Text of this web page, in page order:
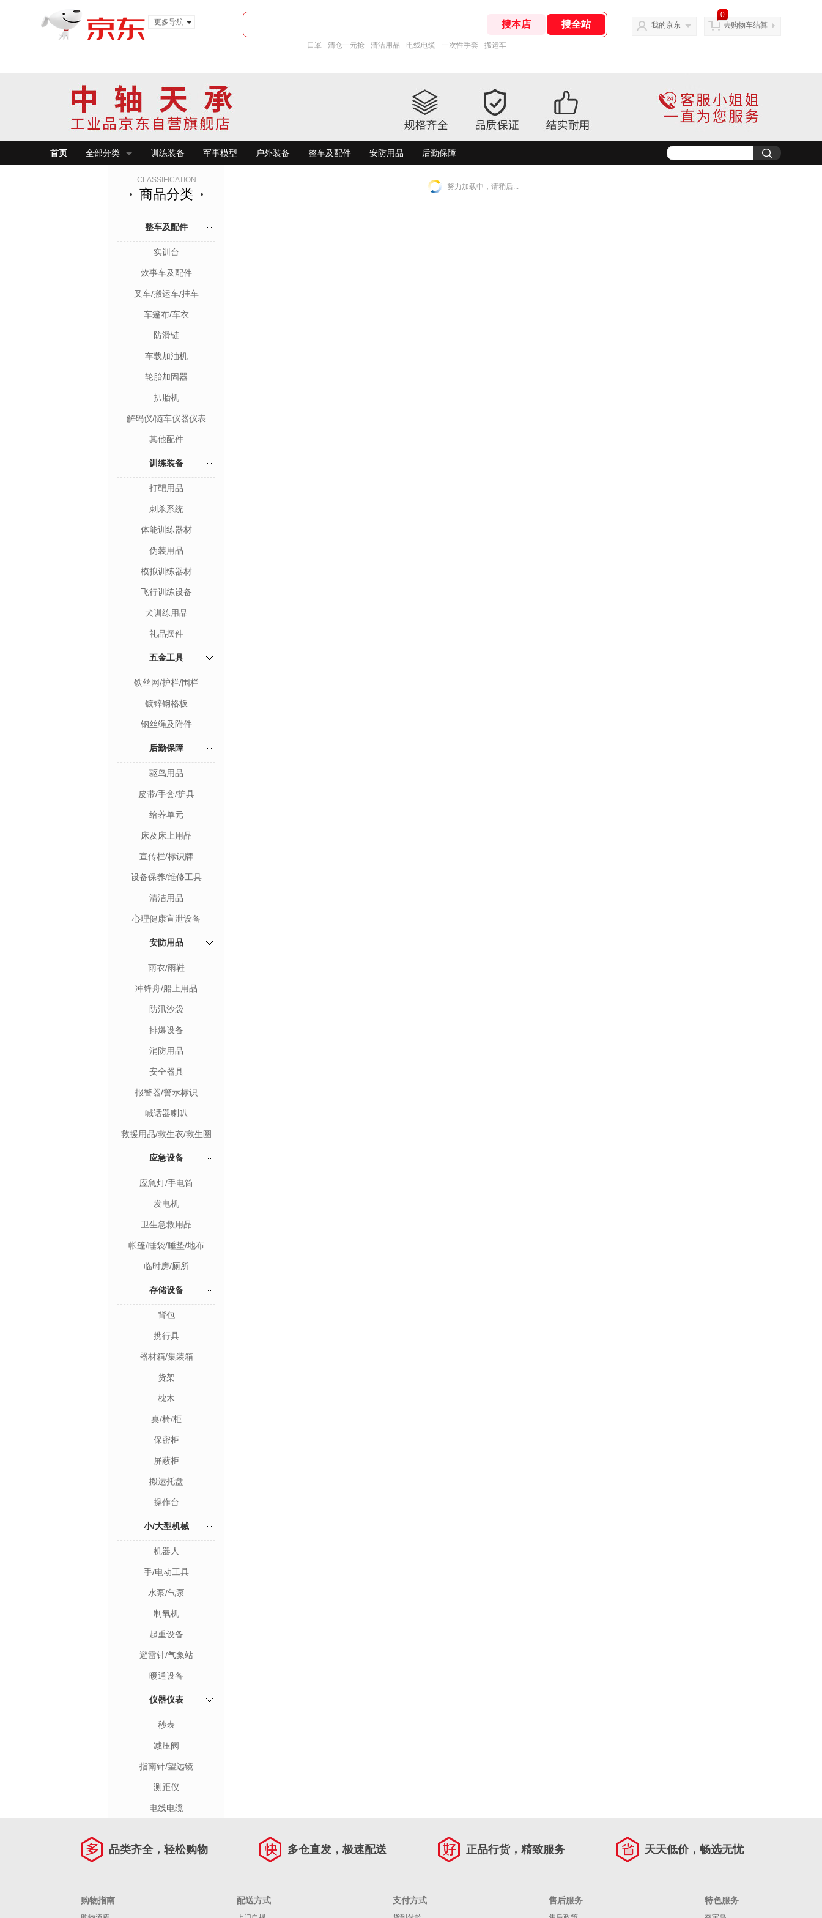
更多导航
口罩 清仓一元抢 清洁用品 电线电缆 一次性手套 搬运车
我的京东
0
去购物车结算
首页 全部分类 训练装备 军事模型 户外装备 整车及配件 安防用品 后勤保障
CLASSIFICATION
商品分类
整车及配件
实训台
炊事车及配件
叉车/搬运车/挂车
车篷布/车衣
防滑链
车载加油机
轮胎加固器
扒胎机
解码仪/随车仪器仪表
其他配件
训练装备
打靶用品
刺杀系统
体能训练器材
伪装用品
模拟训练器材
飞行训练设备
犬训练用品
礼品摆件
五金工具
铁丝网/护栏/围栏
镀锌钢格板
钢丝绳及附件
后勤保障
驱鸟用品
皮带/手套/护具
给养单元
床及床上用品
宣传栏/标识牌
设备保养/维修工具
清洁用品
心理健康宣泄设备
安防用品
雨衣/雨鞋
冲锋舟/船上用品
防汛沙袋
排爆设备
消防用品
安全器具
报警器/警示标识
喊话器喇叭
救援用品/救生衣/救生圈
应急设备
应急灯/手电筒
发电机
卫生急救用品
帐篷/睡袋/睡垫/地布
临时房/厕所
存储设备
背包
携行具
器材箱/集装箱
货架
枕木
桌/椅/柜
保密柜
屏蔽柜
搬运托盘
操作台
小/大型机械
机器人
手/电动工具
水泵/气泵
制氧机
起重设备
避雷针/气象站
暖通设备
仪器仪表
秒表
减压阀
指南针/望远镜
测距仪
电线电缆
努力加载中，请稍后...
品类齐全，轻松购物 多仓直发，极速配送 正品行货，精致服务 天天低价，畅选无忧
购物指南 配送方式 支付方式 售后服务 特色服务